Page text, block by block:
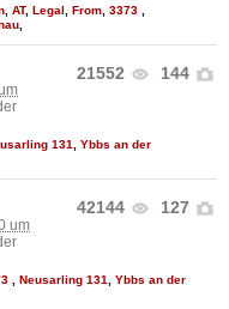
AT, Legal From 3373
21552 144
131, Ybbs an der
42144 127
um
Neusarling 131
Ybbs an der